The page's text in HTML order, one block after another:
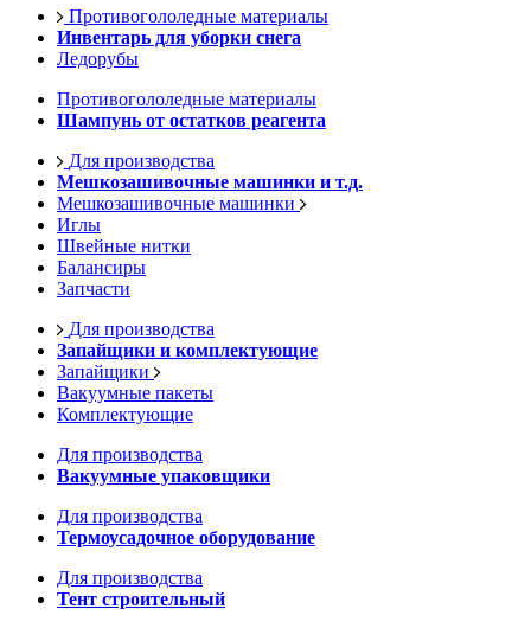
Противогололедные материалы
Инвентарь для уборки снега
Ледорубы
Противогололедные материалы
Шампунь от остатков реагента
Для производства
Мешкозашивочные машинки и т.д.
Мешкозашивочные машинки
Иглы
Швейные нитки
Балансиры
Запчасти
Для производства
Запайщики и комплектующие
Запайщики
Вакуумные пакеты
Комплектующие
Для производства
Вакуумные упаковщики
Для производства
Термоусадочное оборудование
Для производства
Тент строительный